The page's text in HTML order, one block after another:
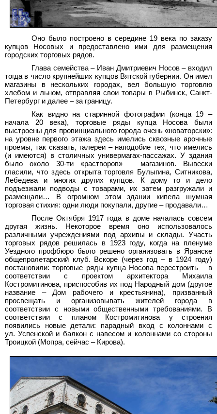
Оно было построено в середине 19 века по заказу
купцов Носовых и предоставлено ими для размещения
городских торговых рядов.
Глава семейства – Иван Дмитриевич Носов – входил
тогда в число крупнейших купцов Вятской губернии. Он имел
магазины в нескольких городах, вел большую торговлю
хлебом и льном, отправляя свои товары в Рыбинск, Санкт-
Петербург и далее – за границу.
Как видно на старинной фотографии (конца 19 –
начала 20 века), торговые ряды купца Носова были
выстроены для провинциального города очень «новаторски»:
на уровне первого этажа здесь имелись сквозные арочные
проемы, так сказать, галереи – наподобие тех, что имелись
(и имеются) в столичных универмагах-пассажах. У здания
было около 30-ти «растворов» – магазинов. Вывески
гласили, что здесь открыта торговля Булыгина, Ситникова,
Лебедева и многих других купцов. К дому то и дело
подъезжали подводы с товарами, их затем разгружали и
размещали… В огромном этом здании кипела шумная
торговая стихия: одни люди покупали, другие – продавали…
После Октября 1917 года в доме началась совсем
другая жизнь. Некоторое время оно использовалось
различными учреждениями под архивы и склады. Участь
торговых рядов решилась в 1923 году, когда на пленуме
Уездного профбюро было решено организовать в Яранске
общепролетарский клуб. Вскоре (через год – в 1924 году)
постановили: торговые ряды купца Носова перестроить – в
соответствии с проектом архитектора Михаила
Костромитинова, приспособив их под Народный дом (другое
название – Дом рабочего и крестьянина), призванный
просвещать и организовывать жителей города в
соответствии с новыми общественными требованиями. В
соответствии с планом Костромитинова у строения
появились новые детали: парадный вход с колоннами с
ул. Успенской и балкон с навесом и колоннами со стороны
Троицкой (Мопра, сейчас – Кирова).